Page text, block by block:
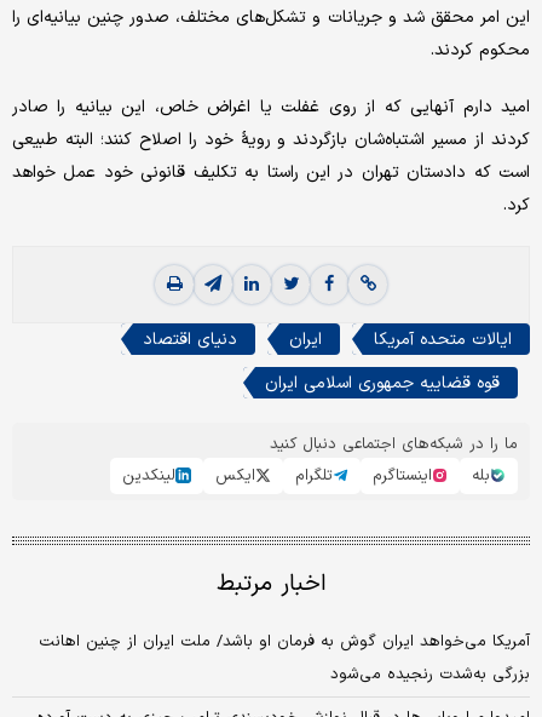
این امر محقق شد و جریانات و تشکل‌های مختلف، صدور چنین بیانیه‌ای را
محکوم کردند.
امید دارم آنهایی که از روی غفلت یا اغراض خاص، این بیانیه را صادر
کردند از مسیر اشتباه‌شان بازگردند و رویهٔ خود را اصلاح کنند؛ البته طبیعی
است که دادستان تهران در این راستا به تکلیف قانونی خود عمل خواهد
کرد.
ایالات متحده آمریکا ایران
دنیای اقتصاد
قوه قضاییه جمهوری اسلامی ایران
ما را در شبکه‌های اجتماعی دنبال کنید
بله
اینستاگرم تلگرام ایکس لینکدین
اخبار مرتبط
آمریکا می‌خواهد ایران گوش به فرمان او باشد/ ملت ایران از چنین اهانت
بزرگی به‌شدت رنجیده می‌شود